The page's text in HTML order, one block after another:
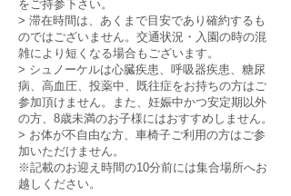
をご持参下さい。
> 滞在時間は、あくまで目安であり確約するも
のではございません。交通状況・入園の時の混
雑により短くなる場合もございます。
> シュノーケルは心臓疾患、呼吸器疾患、糖尿
病、高血圧、投薬中、既往症をお持ちの方はご
参加頂けません。また、妊娠中かつ安定期以外
の方、8歳未満のお子様にはおすすめしません。
> お体が不自由な方、車椅子ご利用の方はご参
加いただけません。
※記載のお迎え時間の10分前には集合場所へお
越しください。